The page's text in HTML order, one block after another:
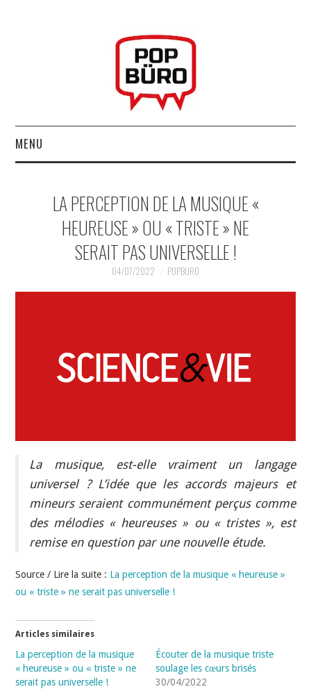
MENU
MUSIQUESACTUELLES.NET
GABBA GABBA HEY !
LA PERCEPTION DE LA MUSIQUE «
HEUREUSE » OU « TRISTE » NE
SERAIT PAS UNIVERSELLE !
04/07/2022 POPBURO
La musique, est-elle vraiment un langage
universel ? L’idée que les accords majeurs et
mineurs seraient communément perçus comme
des mélodies « heureuses » ou « tristes », est
remise en question par une nouvelle étude.
Source / Lire la suite : La perception de la musique « heureuse »
ou « triste » ne serait pas universelle !
Articles similaires
La perception de la musique
« heureuse » ou « triste » ne
serait pas universelle !
Écouter de la musique triste
soulage les cœurs brisés
30/04/2022